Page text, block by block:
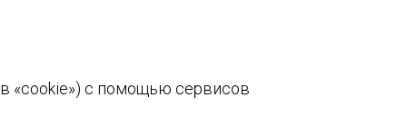
«cookie») с помощью сервисов